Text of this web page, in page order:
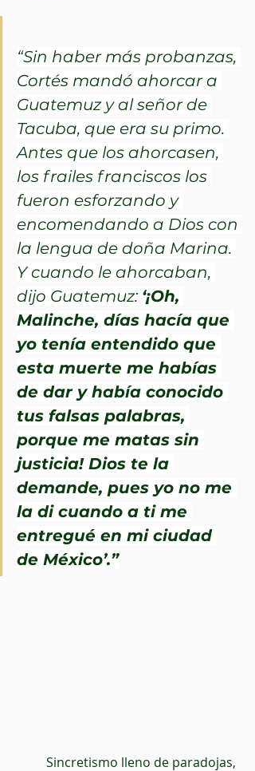
“Sin haber más probanzas,
Cortés mandó ahorcar a
Guatemuz y al señor de
Tacuba, que era su primo.
Antes que los ahorcasen,
los frailes franciscos los
fueron esforzando y
encomendando a Dios con
la lengua de doña Marina.
Y cuando le ahorcaban,
dijo Guatemuz: ‘¡Oh,
Malinche, días hacía que
yo tenía entendido que
esta muerte me habías
de dar y había conocido
tus falsas palabras,
porque me matas sin
justicia! Dios te la
demande, pues yo no me
la di cuando a ti me
entregué en mi ciudad
de México’.”